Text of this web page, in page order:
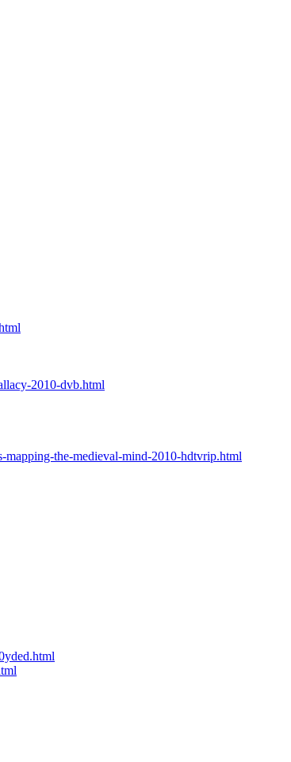
2010-dvb.html
mapping-the-medieval-mind-2010-hdtvrip.html